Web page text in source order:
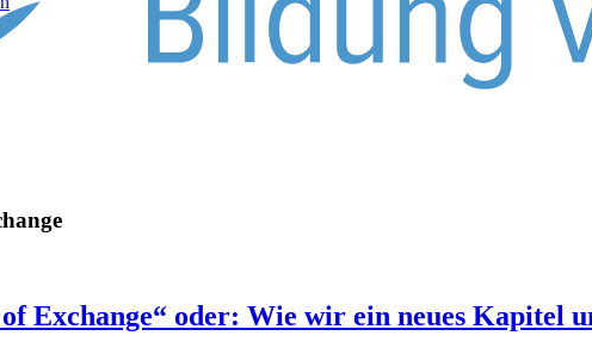
Exchange“ oder: Wie wir ein neues Kapitel